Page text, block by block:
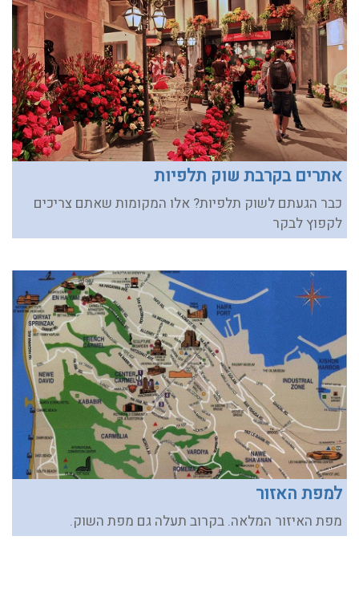
אתרים בקרבת שוק תלפיות
כבר הגעתם לשוק תלפיות? אלו המקומות שאתם צריכים
לקפוץ לבקר
למפת האזור
מפת האיזור המלאה. בקרוב תעלה גם מפת השוק.